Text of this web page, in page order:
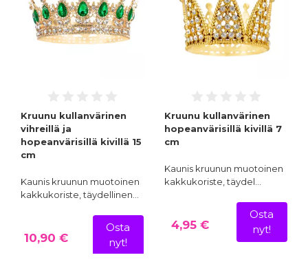
Kruunu kullanvärinen
vihreillä ja
hopeanvärisillä kivillä 15
cm
Kaunis kruunun muotoinen
kakkukoriste, täydellinen…
10,90 €
Osta
nyt!
Kruunu kullanvärinen
hopeanvärisillä kivillä 7
cm
Kaunis kruunun muotoinen
kakkukoriste, täydel…
4,95 €
Osta
nyt!